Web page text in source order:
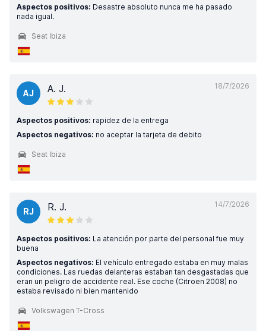
Aspectos positivos: Desastre absoluto nunca me ha pasado
nada igual.
Seat Ibiza
18/7/2026
AJ A. J.
Aspectos positivos: rapidez de la entrega
Aspectos negativos: no aceptar la tarjeta de debito
Seat Ibiza
14/7/2026
RJ R. J.
Aspectos positivos: La atención por parte del personal fue muy
buena
Aspectos negativos: El vehículo entregado estaba en muy malas
condiciones. Las ruedas delanteras estaban tan desgastadas que
eran un peligro de accidente real. Ese coche (Citroen 2008) no
estaba revisado ni bien mantenido
Volkswagen T-Cross